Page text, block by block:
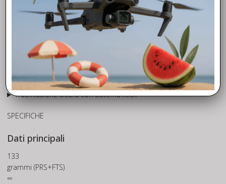
“Scatola nera” per l’analisi dei log di volo
Conformità EASA MOC2512 (M2)
Conformità EASA MOC2511
Garanzia DJI mantenuta
Kit di conversione C5
Installazione FTS interno
Sistema POD
Lunga portata con sistema Klick
Trasmissione sicura con sistema Klick
SPECIFICHE
Dati principali
133
grammi (PRS+FTS)
∞